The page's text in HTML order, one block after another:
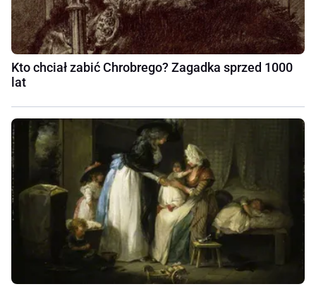
Kto chciał zabić Chrobrego? Zagadka sprzed 1000
lat